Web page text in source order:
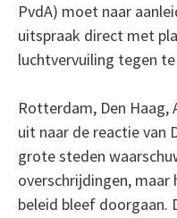
PvdA) moet naar
uitspraak direct met
luchtvervuiling tegen te
Rotterdam, Den
uit naar de reactie van
grote steden
overschrijdingen,
beleid bleef doorgaan.